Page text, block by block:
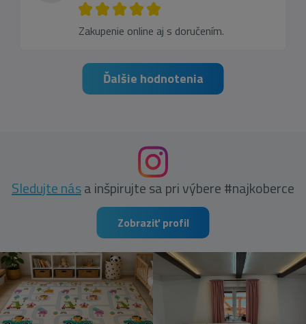
Zakupenie online aj s doručením.
Ďalšie hodnotenia
Sledujte nása inšpirujte sa pri výbere #najkoberce
Zobraziť profil